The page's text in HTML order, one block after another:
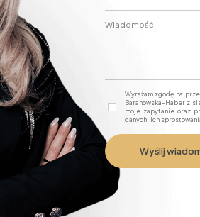
Wyrażam zgodę na
Baranowska-Haber z
moje zapytanie oraz
danych, ich